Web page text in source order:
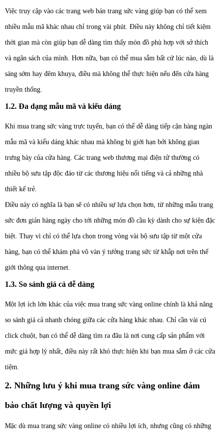
Việc truy cập vào các trang web bán trang sức vàng giúp bạn có thể xem
nhiều mẫu mã khác nhau chỉ trong vài phút. Điều này không chỉ tiết kiệm
thời gian mà còn giúp bạn dễ dàng tìm thấy món đồ phù hợp với sở thích
và ngân sách của mình. Hơn nữa, bạn có thể mua sắm bất cứ lúc nào, dù là
sáng sớm hay đêm khuya, điều mà không thể thực hiện nếu đến cửa hàng
truyền thống.
1.2. Đa dạng mẫu mã và kiểu dáng
Khi mua trang sức vàng trực tuyến, bạn có thể dễ dàng tiếp cận hàng ngàn
mẫu mã và kiểu dáng khác nhau mà không bị giới hạn bởi không gian
trưng bày của cửa hàng. Các trang web thương mại điện tử thường có
nhiều bộ sưu tập độc đáo từ các thương hiệu nổi tiếng và cả những nhà
thiết kế trẻ.
Điều này có nghĩa là bạn sẽ có nhiều sự lựa chọn hơn, từ những mẫu trang
sức đơn giản hàng ngày cho tới những món đồ cầu kỳ dành cho sự kiện đặc
biệt. Thay vì chỉ có thể lựa chọn trong vòng vài bộ sưu tập từ một cửa
hàng, bạn có thể khám phá vô vàn ý tưởng trang sức từ khắp nơi trên thế
giới thông qua internet.
1.3. So sánh giá cả dễ dàng
Một lợi ích lớn khác của việc mua trang sức vàng online chính là khả năng
so sánh giá cả nhanh chóng giữa các cửa hàng khác nhau. Chỉ cần vài cú
click chuột, bạn có thể dễ dàng tìm ra đâu là nơi cung cấp sản phẩm với
mức giá hợp lý nhất, điều này rất khó thực hiện khi bạn mua sắm ở các cửa
tiệm.
2. Những lưu ý khi mua trang sức vàng online đảm
bảo chất lượng và quyền lợi
Mặc dù mua trang sức vàng online có nhiều lợi ích, nhưng cũng có những